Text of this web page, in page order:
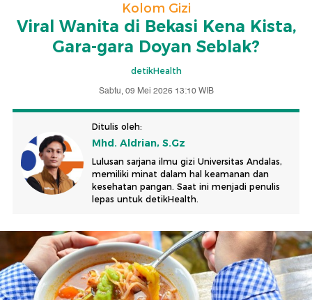
Kolom Gizi
Viral Wanita di Bekasi Kena Kista,
Gara-gara Doyan Seblak?
detikHealth
Sabtu, 09 Mei 2026 13:10 WIB
Ditulis oleh:
Mhd. Aldrian, S.Gz
Lulusan sarjana ilmu gizi Universitas Andalas,
memiliki minat dalam hal keamanan dan
kesehatan pangan. Saat ini menjadi penulis
lepas untuk detikHealth.